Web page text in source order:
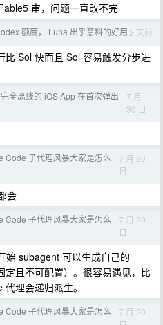
审，问题一直改不完
额度， Luna 出乎意料的好用 2 天前
比 Sol 快而且 Sol 容易触发分步进
全离线的 iOS App 在首次弹出
7 月
30 日
Code 子代理风暴大家是怎么
7 月 20
日
会
Code 子代理风暴大家是怎么
7 月 20
日
始 subagent 可以生成自己的
且不可配置）。很容易遇见，比
理会递归派生。
Code 子代理风暴大家是怎么
7 月 20